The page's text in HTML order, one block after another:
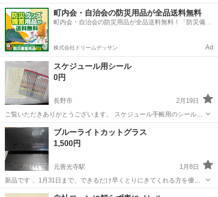
いな〜って感じです。
長野 茅野市 茅野駅 手帳 クリアファイル
町内会・自治会の防災用品が全品送料無料
町内会・自治会の防災用品が全品送料無料！「防災備蓄
株式会社ドリームデッサン Ad
スケジュール用シール
0円
長野市
2月19日
ご覧いただきありがとうございます。 スケジュール手帳用のシールに
なります。 全部で3枚、うち2枚は同じ物になります。 未使用ですが、
保管している間に、一部分はげてしまった部分あります。 上記ご理解
の上、ご検討よろしくお願...
長野 長野市
ブルーライトカットグラス
1,500円
元善光寺駅
1月8日
新品です 、1月31日まで、できるだけ早くとりにきてくれる方を優先
させていただきます。 よろしくおねがいします。
長野 飯田市 元善光寺駅 手帳